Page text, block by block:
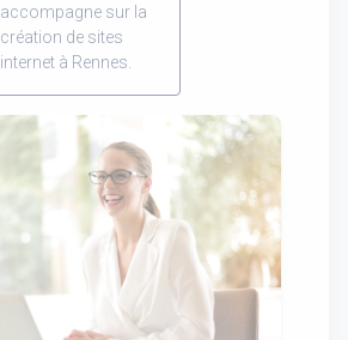
accompagne sur la
création de sites
internet à Rennes.